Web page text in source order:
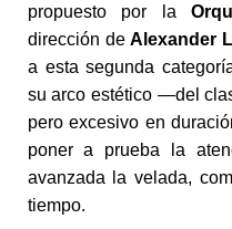
propuesto por la
dirección deAlexander
a esta segunda
su arco estético —del
pero excesivo en
poner a prueba la
avanzada la velada,
tiempo.